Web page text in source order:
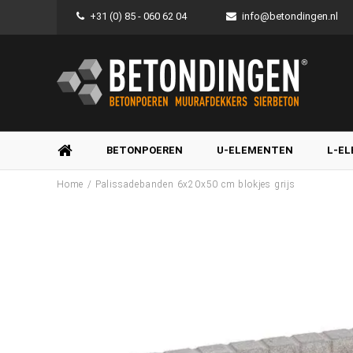
+31 (0) 85 - 060 62 04 info@betondingen.nl
BETONPOEREN U-ELEMENTEN L-
Home / Palissadebanden 6x20x50 cm blokjes grijs